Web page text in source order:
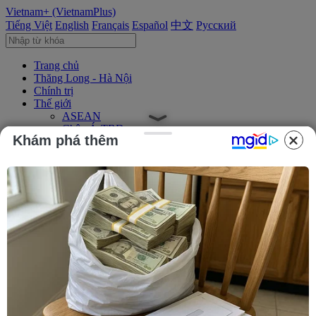
Vietnam+ (VietnamPlus)
Tiếng Việt English Français Español 中文 Русский
Trang chủ
Thăng Long - Hà Nội
Chính trị
Thế giới
ASEAN
Châu Á-TBD
Trung Đông
Châu Mỹ
Châu Phi
Kinh tế
Kinh doanh
Tài chính
Tín dụng nông thôn
Chứng khoán
Bất động sản
Doanh nghiệp
Thông tin doanh nghiệp
Thông cáo báo chí
Xã hội
Khám phá thêm